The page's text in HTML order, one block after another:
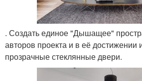
. Создать единое "Дышащее"
авторов проекта и в её достижении
прозрачные стеклянные двери.